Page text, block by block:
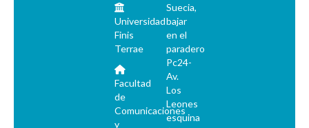
Universidad
Finis
Terrae
Facultad
de
Comunicaciones
y
Suecia,
bajar
en el
paradero
Pc24-
Av.
Los
Leones
esquina